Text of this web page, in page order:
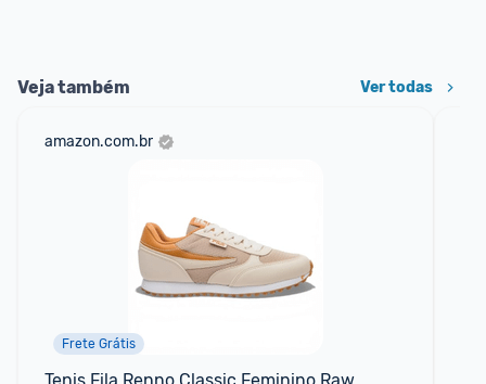
Veja também Ver todas
amazon.com.br
Frete Grátis